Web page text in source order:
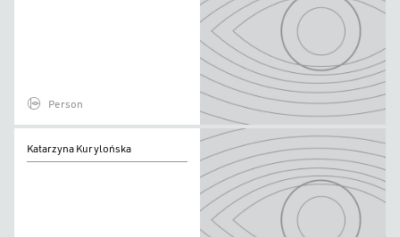
Person
Kurylońska
Katarzyna Kurylońska